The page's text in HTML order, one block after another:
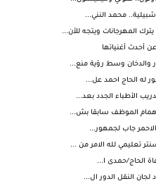
محمد النني...
المهرجانات ويتجه للأن...
أحدث أغنياتها
والدخان وسط رؤية منع...
له الحاج احمد عل...
الأطباء الجدد بعد...
همام الموظف سابقا بش...
جاب لجمهور...
الحاج/حمدى ا...
النقل الدور ال...